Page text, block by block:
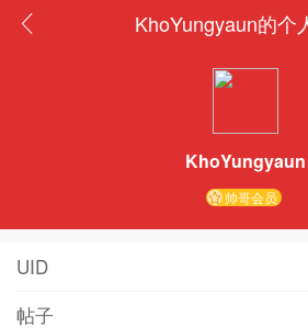
KhoYungyaun的个
KhoYungyaun
帅哥会员
UID
帖子